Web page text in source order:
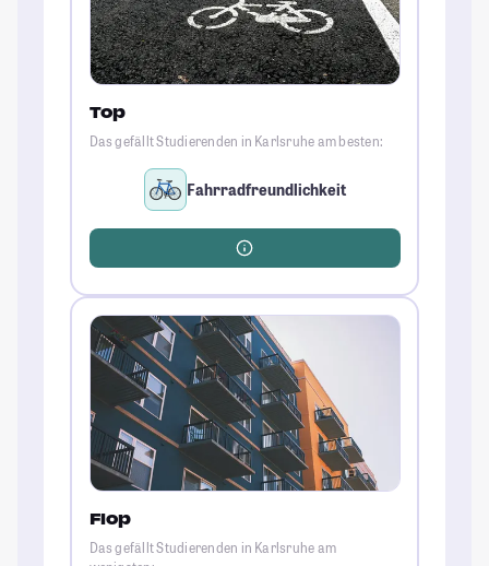
Top
Das gefällt Studierenden in Karlsruhe am besten:
Fahrradfreundlichkeit
Flop
Das gefällt Studierenden in Karlsruhe am